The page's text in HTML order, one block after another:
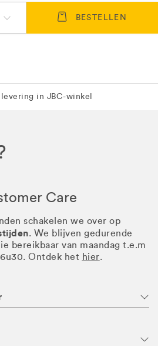
BESTELLEN
in 1 pakketin JBC-winkel
Care
schakelen we over op
. We blijven gedurende
bereikbaar van maandag t.e.m
Ontdek het hier.